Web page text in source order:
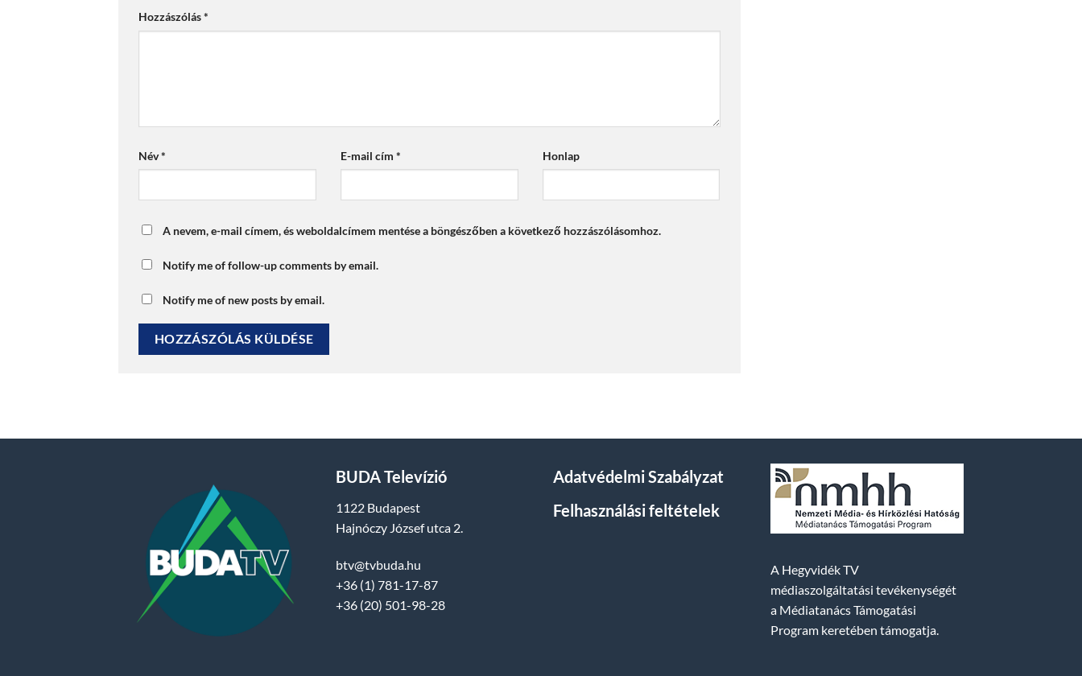
Hozzászólás*
Név* E-mail cím * Honlap
A nevem, e-mail címem, és weboldalcímem mentése a böngészőben a következő hozzászólásomhoz.
Notify me of follow-up comments by email.
Notify me of new posts by email.
BUDA Televízió
1122 Budapest
Hajnóczy József utca 2.
btv@tvbuda.hu
+36 (1) 781-17-87
+36 (20) 501-98-28
Adatvédelmi Szabályzat
Felhasználási feltételek
A Hegyvidék TV
médiaszolgáltatási tevékenységét
a Médiatanács Támogatási
Program keretében támogatja.